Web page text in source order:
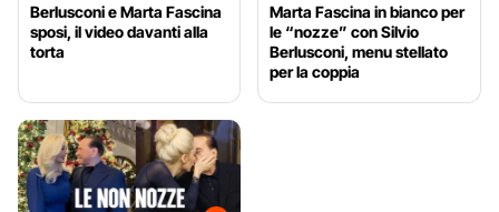
Berlusconi e Marta Fascina
sposi, il video davanti alla
torta
Marta Fascina in bianco per
le “nozze” con Silvio
Berlusconi, menu stellato
per la coppia